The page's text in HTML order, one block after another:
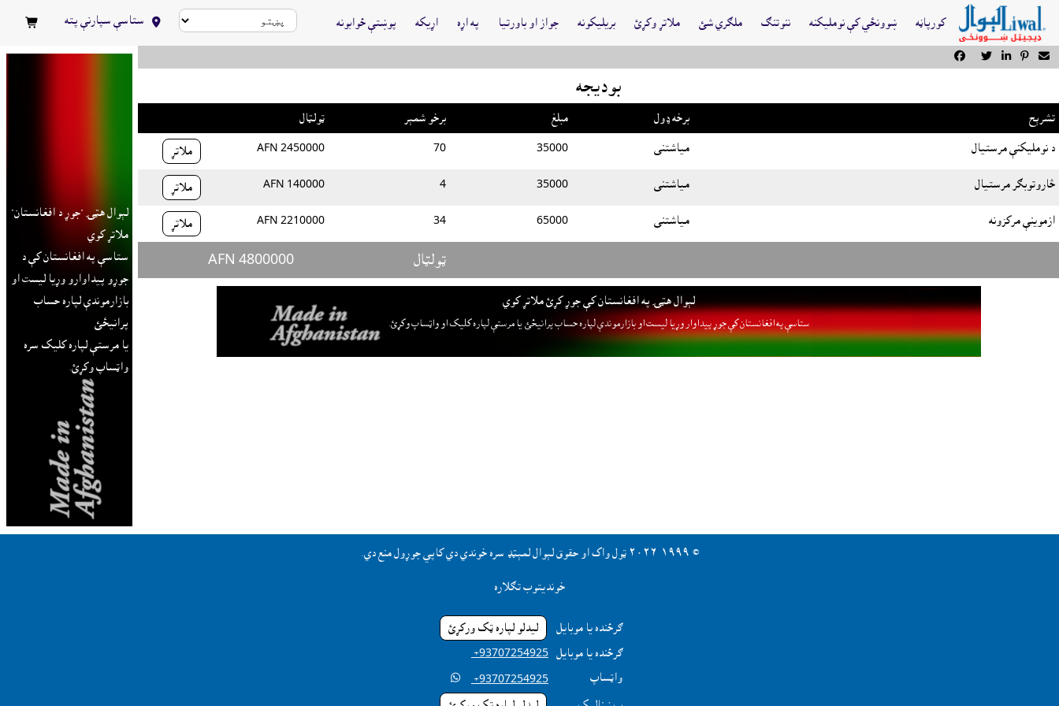
کورپاڼه ښوونځي کې نومليکنه ننوتنګ ملګري شئ ملاتړ وکړئ بريليکونه جواز او باورتيا په اړه اړيکه پوښتې ځوابونه  ستاسې سپارنې پته 
    
بوديجه
تشرېح برخه ډول مبلغ برخو شمېر ټولټال
د نومليکنې مرستيال مياشتنى 35000
70
2450000 AFN ملاتړ
څاروتوبګر مرستيال مياشتنى 35000
4
140000 AFN ملاتړ
ازموينې مرکزونه مياشتنى 65000
34
2210000 AFN ملاتړ
ټولټال 4800000 AFN
لېوال هټۍ په افغانستان کې جوړ کړئ ملاتړ کوي
ستاسې په افغانستان کې جوړ پيداوار وړيا ليست او بازارموندې لپاره حساب پرانيځئ يا مرستې لپاره کليک او واټساپ وکړئ.
لېوال هټۍ "جوړ د افغانستان"
ملاتړ کوي
ستاسې په افغانستان کې د
جوړو پيداوارو وړيا ليست او
بازارموندې لپاره حساب
پرانيځئ
يا مرستې لپاره کليک سره
واټساپ وکړئ.
© ١٩٩٩-٢٠٢٦ ټول واک او حقوق لېوال لمېټډ سره خوندي دي کاپي جوړول منع دي.
خونديتوب تګلاره
ګرځنده يا موبايل ليدلو لپاره ټک ورکړئ
ګرځنده يا موبايل ‎ +93707254925
واټساپ ‎ +93707254925
